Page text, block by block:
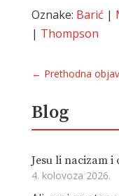
Oznake: Barić |
| Thompson
← Prethodna
Blog
Jesu li nacizam i
4. kolovoza 2026.